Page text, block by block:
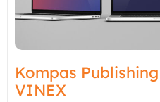
Kompas
VINEX